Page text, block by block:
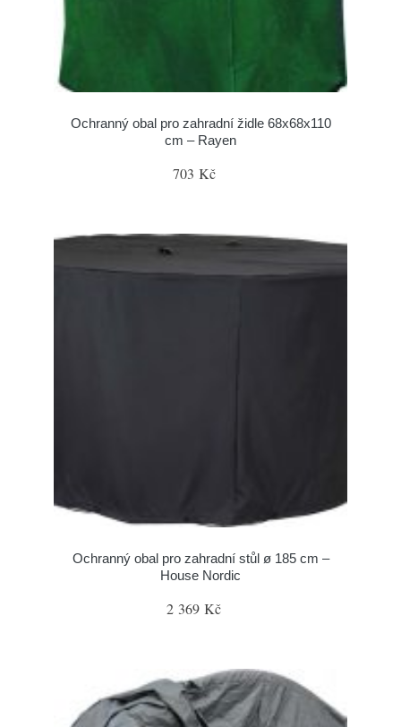
Ochranný obal pro zahradní židle 68x68x110
cm – Rayen
703 Kč
Ochranný obal pro zahradní stůl ø 185 cm –
House Nordic
2 369 Kč